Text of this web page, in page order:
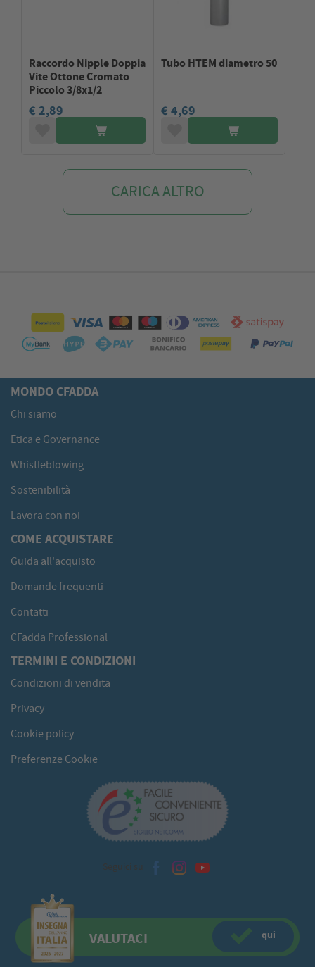
Raccordo Nipple Doppia
Vite Ottone Cromato
Piccolo 3/8x1/2
€ 2,89
Tubo HTEM diametro 50
€ 4,69
CARICA ALTRO
MONDO CFADDA
Chi siamo
Etica e Governance
Whistleblowing
Sostenibilità
Lavora con noi
COME ACQUISTARE
Guida all'acquisto
Domande frequenti
Contatti
CFadda Professional
TERMINI E CONDIZIONI
Condizioni di vendita
Privacy
Cookie policy
Preferenze Cookie
Seguici su
VALUTACI qui